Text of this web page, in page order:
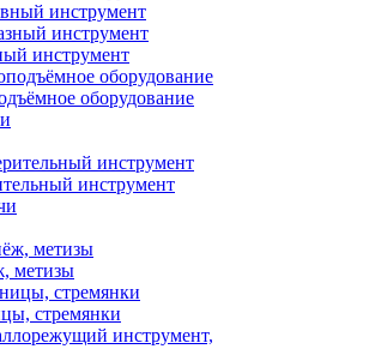
инструмент
инструмент
оборудование
инструмент
метизы
стремянки